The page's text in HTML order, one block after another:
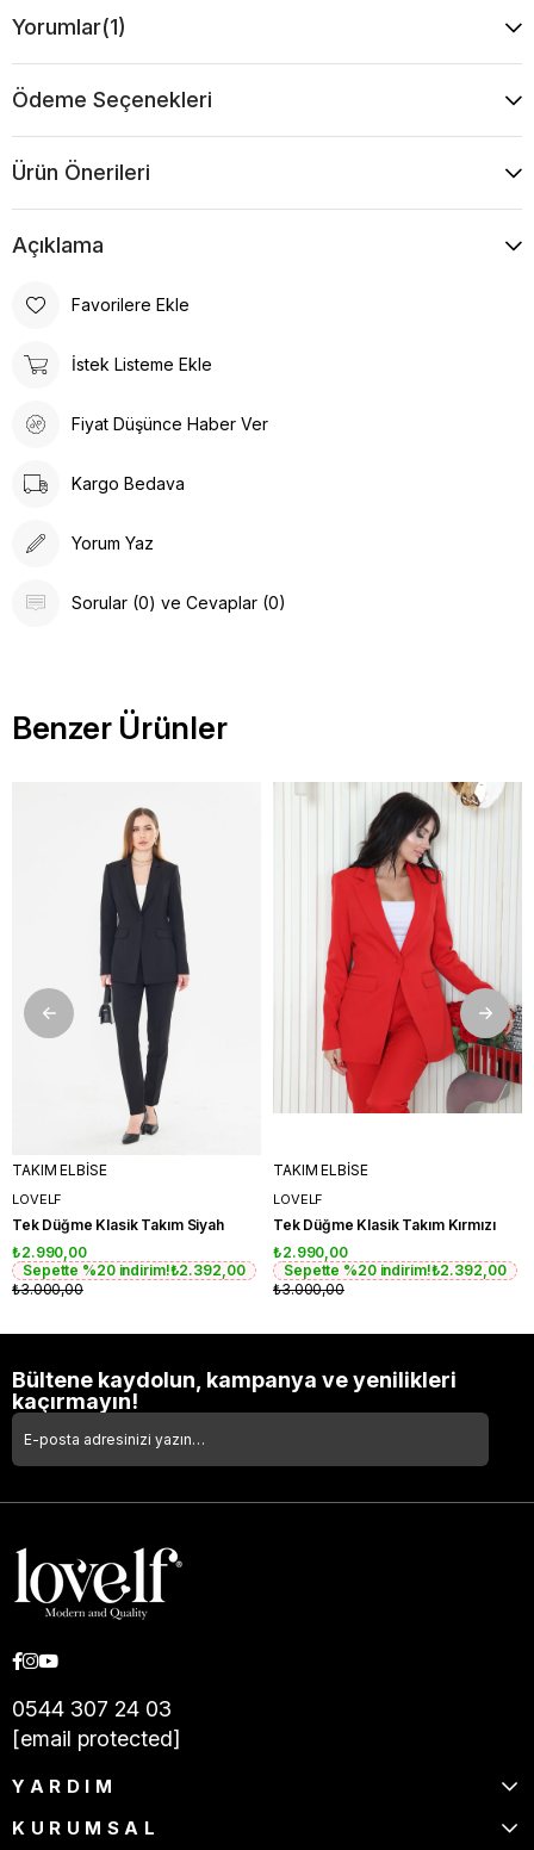
Yorumlar(1)
Ödeme Seçenekleri
Ürün Önerileri
Açıklama
Favorilere Ekle
İstek Listeme Ekle
Fiyat Düşünce Haber Ver
Kargo Bedava
Yorum Yaz
Sorular (0) ve Cevaplar (0)
Benzer Ürünler
TAKIM ELBİSE
LOVELF
Tek Düğme Klasik Takım Siyah
₺2.990,00
Sepette %20 indirim!₺2.392,00
₺3.000,00
TAKIM ELBİSE
LOVELF
Tek Düğme Klasik Takım Kırmızı
₺2.990,00
Sepette %20 indirim!₺2.392,00
₺3.000,00
Bültene kaydolun, kampanya ve yenilikleri
kaçırmayın!
0544 307 24 03
[email protected]
YARDIM
KURUMSAL